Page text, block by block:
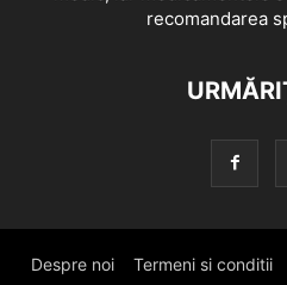
recomandarea
Despre noi Termeni si conditii